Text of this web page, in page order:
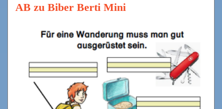
AB zu Biber Berti Mini